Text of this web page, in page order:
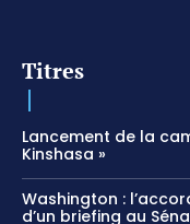
Titres
Lancement de la
Kinshasa »
Washington :
d’un briefing au